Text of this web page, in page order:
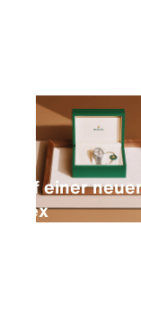
Kauf einer
Rolex